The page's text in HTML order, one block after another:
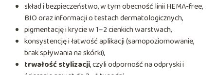
skład i bezpieczeństwo, w tym obecność linii HEMA-free,
BIO oraz informacji o testach dermatologicznych,
pigmentację i krycie w 1–2 cienkich warstwach,
konsystencję i łatwość aplikacji (samopoziomowanie,
brak spływania na skórki),
trwałość stylizacji, czyli odporność na odpryski i